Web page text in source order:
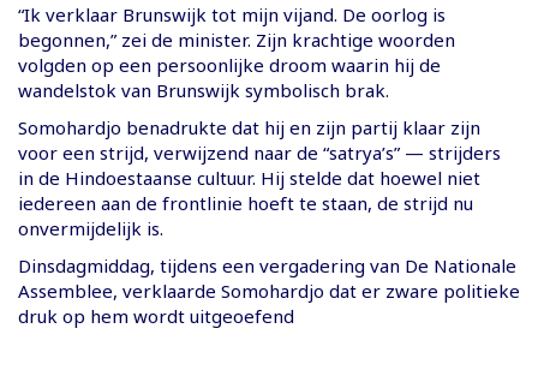
“Ik verklaar Brunswijk tot mijn vijand. De oorlog is
begonnen,” zei de minister. Zijn krachtige woorden
volgden op een persoonlijke droom waarin hij de
wandelstok van Brunswijk symbolisch brak.
Somohardjo benadrukte dat hij en zijn partij klaar zijn
voor een strijd, verwijzend naar de “satrya’s” — strijders
in de Hindoestaanse cultuur. Hij stelde dat hoewel niet
iedereen aan de frontlinie hoeft te staan, de strijd nu
onvermijdelijk is.
Dinsdagmiddag, tijdens een vergadering van De Nationale
Assemblee, verklaarde Somohardjo dat er zware politieke
druk op hem wordt uitgeoefend